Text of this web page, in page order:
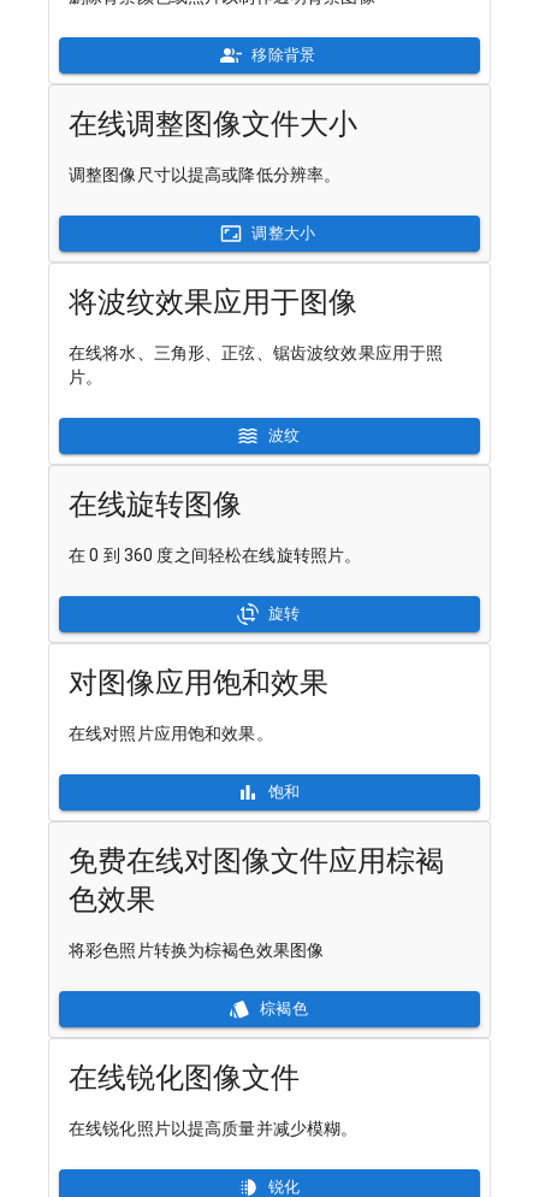
移除背景
在线调整图像文件大小
调整图像尺寸以提高或降低分辨率。
调整大小
将波纹效果应用于图像
在线将水、三角形、正弦、锯齿波纹效果应用于照
片。
波纹
在线旋转图像
在 0 到 360 度之间轻松在线旋转照片。
旋转
对图像应用饱和效果
在线对照片应用饱和效果。
饱和
免费在线对图像文件应用棕褐
色效果
将彩色照片转换为棕褐色效果图像
棕褐色
在线锐化图像文件
在线锐化照片以提高质量并减少模糊。
锐化